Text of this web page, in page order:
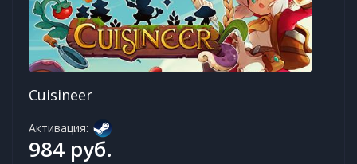
Cuisineer
Активация:
984 руб.